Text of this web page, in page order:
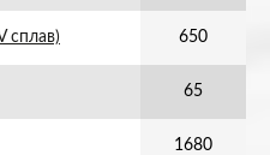
сплав) 650
65
1680